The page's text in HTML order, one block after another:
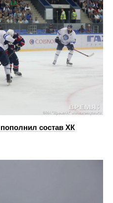
состав ХК